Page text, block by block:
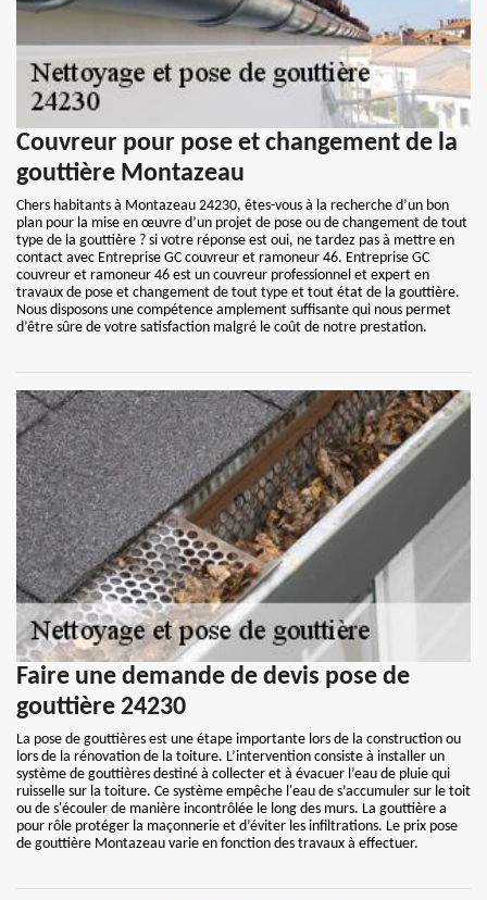
Couvreur pour pose et changement de la
gouttière Montazeau
Chers habitants à Montazeau 24230, êtes-vous à la recherche d’un bon
plan pour la mise en œuvre d’un projet de pose ou de changement de tout
type de la gouttière ? si votre réponse est oui, ne tardez pas à mettre en
contact avec Entreprise GC couvreur et ramoneur 46. Entreprise GC
couvreur et ramoneur 46 est un couvreur professionnel et expert en
travaux de pose et changement de tout type et tout état de la gouttière.
Nous disposons une compétence amplement suffisante qui nous permet
d’être sûre de votre satisfaction malgré le coût de notre prestation.
Faire une demande de devis pose de
gouttière 24230
La pose de gouttières est une étape importante lors de la construction ou
lors de la rénovation de la toiture. L’intervention consiste à installer un
système de gouttières destiné à collecter et à évacuer l’eau de pluie qui
ruisselle sur la toiture. Ce système empêche l'eau de s’accumuler sur le toit
ou de s'écouler de manière incontrôlée le long des murs. La gouttière a
pour rôle protéger la maçonnerie et d’éviter les infiltrations. Le prix pose
de gouttière Montazeau varie en fonction des travaux à effectuer.